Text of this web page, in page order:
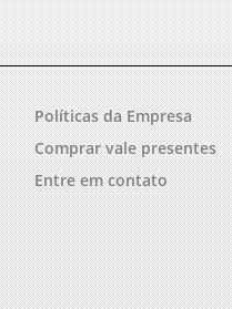
Políticas da Empresa
Comprar vale presentes
Entre em contato